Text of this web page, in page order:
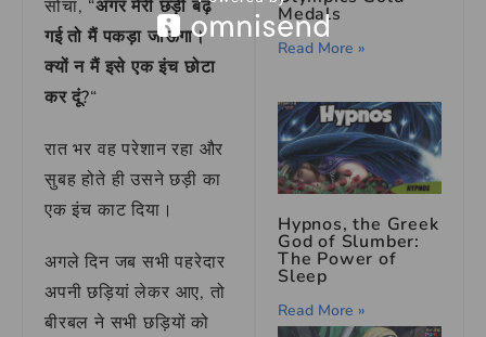
सोचा, “अगर मेरी छड़ी बढ़
गई तो मैं पकड़ा जाऊंगा।
क्यों न मैं इसे एक इंच छोटा
कर दूं?“
रात भर वह परेशान रहा और
सुबह होते ही उसने छड़ी का
एक इंच काट दिया।
अगले दिन जब सभी पहरेदार
अपनी छड़ियां लेकर आए, तो
बीरबल ने सभी छड़ियों को
Medals
Read More »
Hypnos, the Greek
God of Slumber:
The Power of
Sleep
Read More »